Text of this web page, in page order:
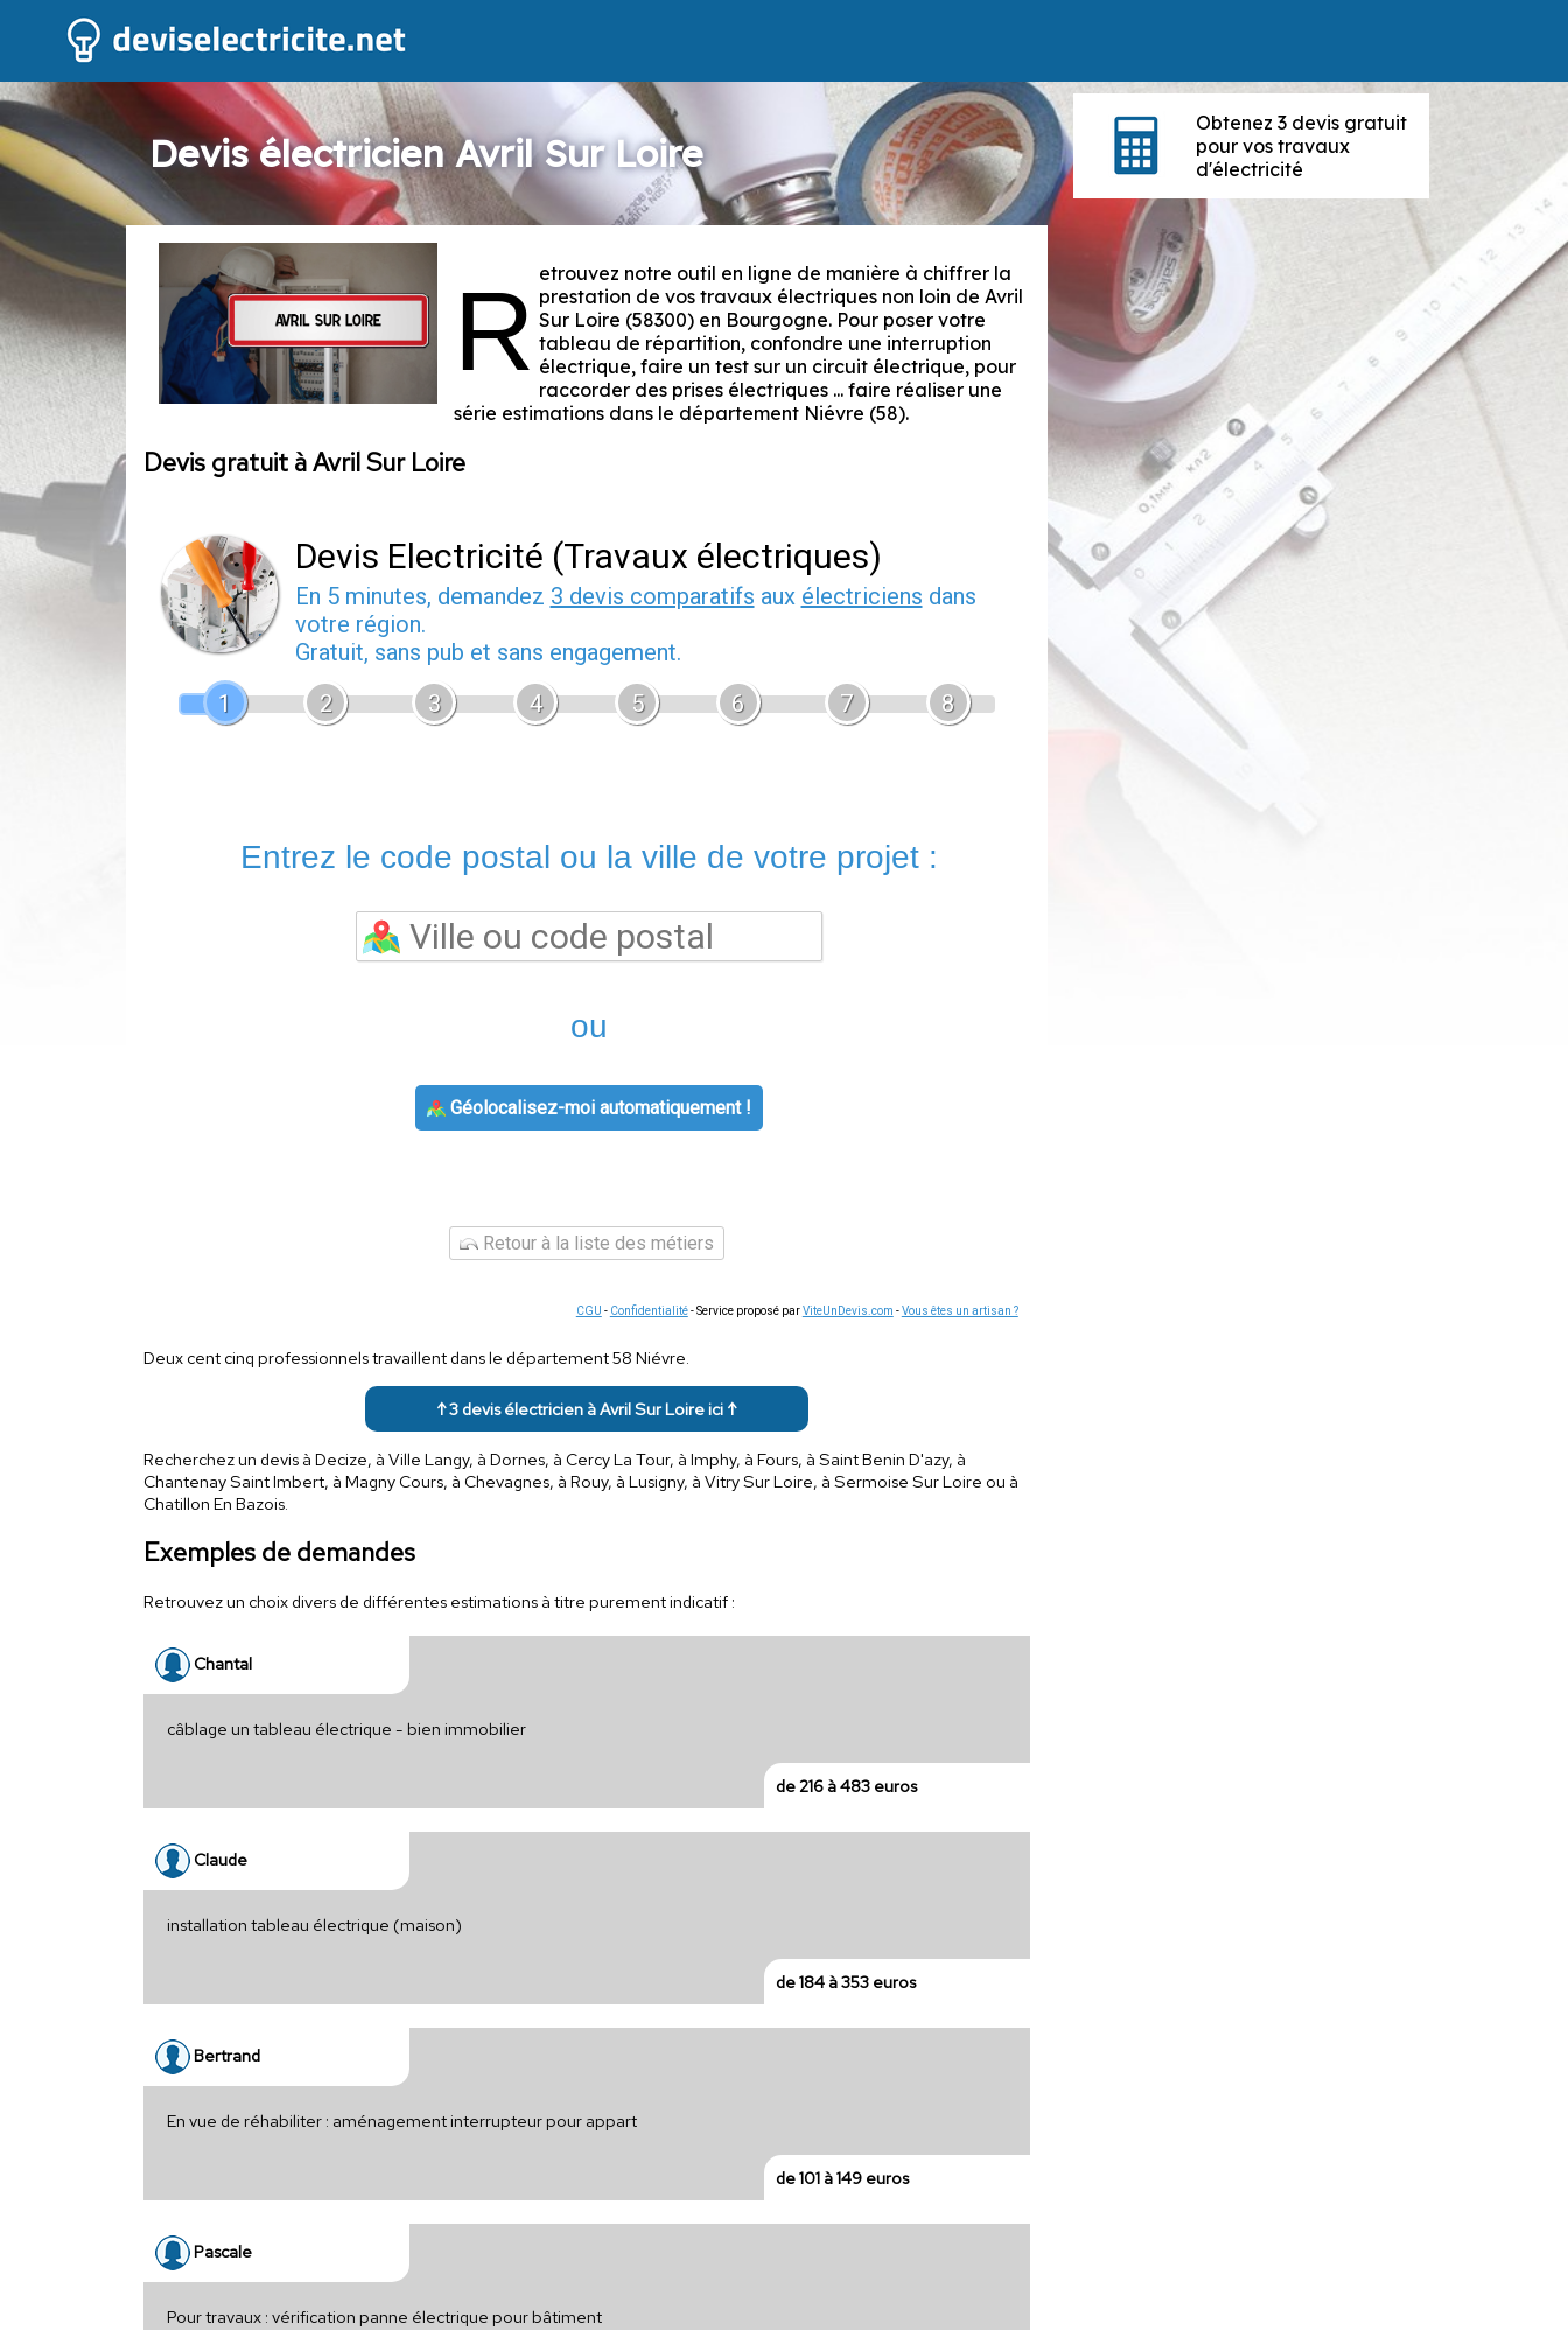
Devis électricien Avril Sur Loire
R etrouvez notre outil en ligne de manière à chiffrer la
prestation de vos travaux électriques non loin de Avril
Sur Loire (58300) en Bourgogne. Pour poser votre
tableau de répartition, confondre une interruption
électrique, faire un test sur un circuit électrique, pour
raccorder des prises électriques ... faire réaliser une
série estimations dans le département Niévre (58).
Devis gratuit à Avril Sur Loire
Devis Electricité (Travaux électriques)
En 5 minutes, demandez 3 devis comparatifs aux électriciens dans
votre région.
Gratuit, sans pub et sans engagement.
1
2 3 4 5 6 7 8
Entrez le code postal ou la ville de votre projet :
ou
Géolocalisez-moi automatiquement !
Retour à la liste des métiers
CGU - Confidentialité- Service proposé parViteUnDevis.com -Vous êtes un artisan ?
Deux cent cinq professionnels travaillent dans le département 58 Niévre.
↑ 3 devis électricien à Avril Sur Loire ici ↑
Recherchez un devis à Decize, à Ville Langy, à Dornes, à Cercy La Tour, à Imphy, à Fours, à Saint Benin D'azy, à
Chantenay Saint Imbert, à Magny Cours, à Chevagnes, à Rouy, à Lusigny, à Vitry Sur Loire, à Sermoise Sur Loire ou à
Chatillon En Bazois.
Exemples de demandes
Retrouvez un choix divers de différentes estimations à titre purement indicatif :
Chantal
câblage un tableau électrique - bien immobilier
de 216 à 483 euros
Claude
installation tableau électrique (maison)
de 184 à 353 euros
Bertrand
En vue de réhabiliter : aménagement interrupteur pour appart
de 101 à 149 euros
Pascale
Pour travaux : vérification panne électrique pour bâtiment
Obtenez 3 devis gratuit
pour vos travaux
d'électricité